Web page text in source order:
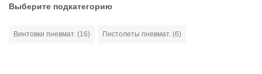
Выберите подкатегорию
Винтовки пневмат. (16) Пистолеты пневмат. (6)